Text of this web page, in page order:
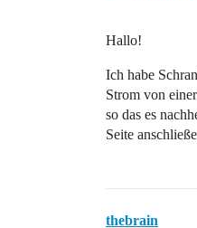
Hallo!
Ich habe
Strom von
so das es
Seite
thebrain